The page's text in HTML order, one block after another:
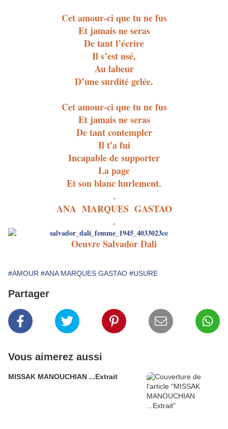
Cet amour-ci que tu ne fus
Et jamais ne seras
De tant l’écrire
Il s’est usé,
Au labeur
D’une surdité gelée.
Cet amour-ci que tu ne fus
Et jamais ne seras
De tant contempler
Il t’a fui
Incapable de supporter
La page
Et son blanc hurlement.
.
ANA MARQUES GASTAO
.
Oeuvre Salvador Dali
#AMOUR #ANA MARQUES GASTAO #USURE
Partager
Vous aimerez aussi
MISSAK MANOUCHIAN ...Extrait